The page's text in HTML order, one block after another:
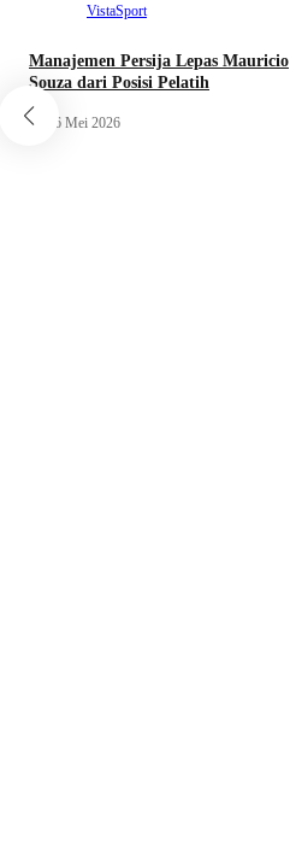
VistaSport
Manajemen Persija Lepas Mauricio
Souza dari Posisi Pelatih
26 Mei 2026